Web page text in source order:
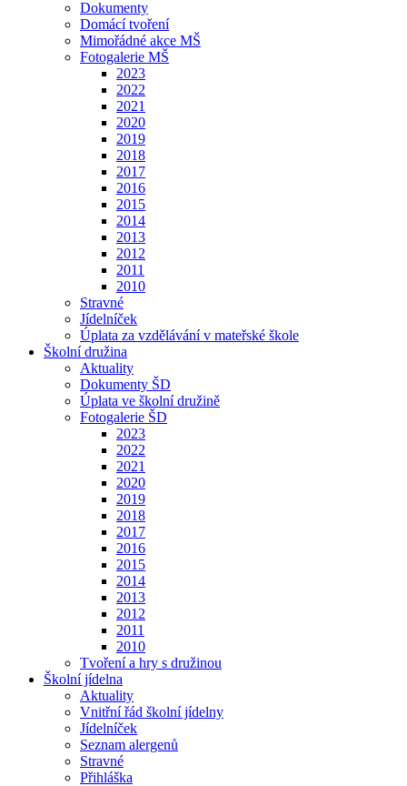
Dokumenty
Domácí tvoření
Mimořádné akce MŠ
Fotogalerie MŠ
2023
2022
2021
2020
2019
2018
2017
2016
2015
2014
2013
2012
2011
2010
Stravné
Jídelníček
Úplata za vzdělávání v mateřské škole
Školní družina
Aktuality
Dokumenty ŠD
Úplata ve školní družině
Fotogalerie ŠD
2023
2022
2021
2020
2019
2018
2017
2016
2015
2014
2013
2012
2011
2010
Tvoření a hry s družinou
Školní jídelna
Aktuality
Vnitřní řád školní jídelny
Jídelníček
Seznam alergenů
Stravné
Přihláška